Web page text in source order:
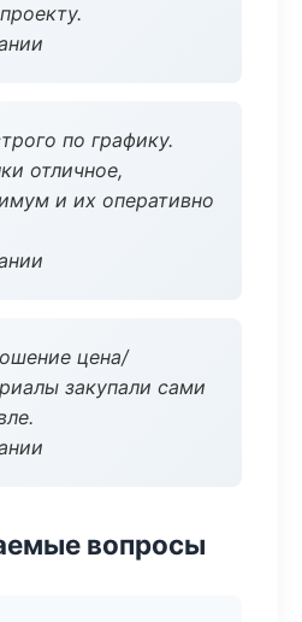
по графику.
отличное,
и их оперативно
цена/
закупали сами
вопросы